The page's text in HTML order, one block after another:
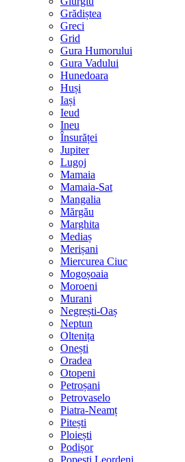
Grădiștea
Greci
Grid
Gura Humorului
Gura Vadului
Hunedoara
Huși
Iași
Ieud
Ineu
Însurăței
Jupiter
Lugoj
Mamaia
Mamaia-Sat
Mangalia
Mărgău
Marghita
Mediaș
Merișani
Miercurea Ciuc
Mogoșoaia
Moroeni
Murani
Negrești-Oaș
Neptun
Oltenița
Onești
Oradea
Otopeni
Petroșani
Petrovaselo
Piatra-Neamț
Pitești
Ploiești
Podișor
Popești Leordeni